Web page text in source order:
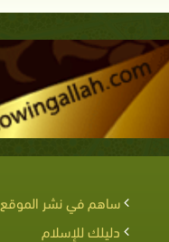
ساهم في نشر الموقع
دليلك للإسلام